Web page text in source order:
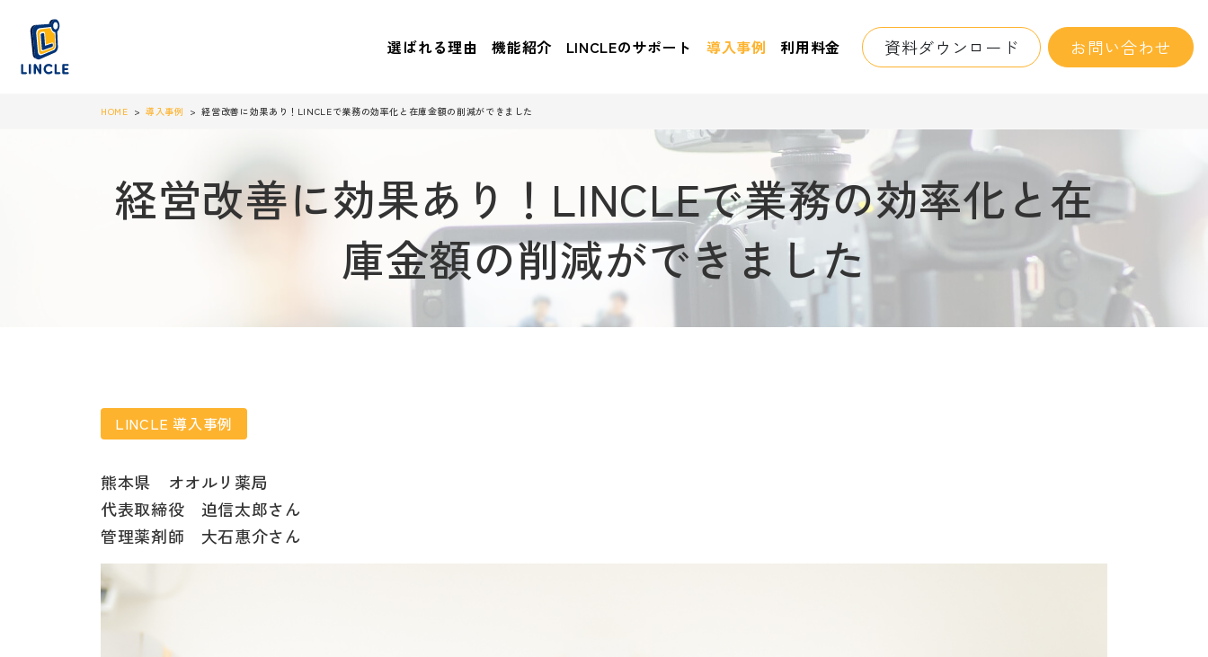
選ばれる理由 機能紹介 LINCLEのサポート 導入事例 利用料金 資料ダウンロード お問い合わせ
HOME 導入事例 経営改善に効果あり！LINCLEで業務の効率化と在庫金額の削減ができました
経営改善に効果あり！LINCLEで業務の効率化と在
庫金額の削減ができました
LINCLE 導入事例
熊本県 オオルリ薬局
代表取締役 迫信太郎さん
管理薬剤師 大石惠介さん